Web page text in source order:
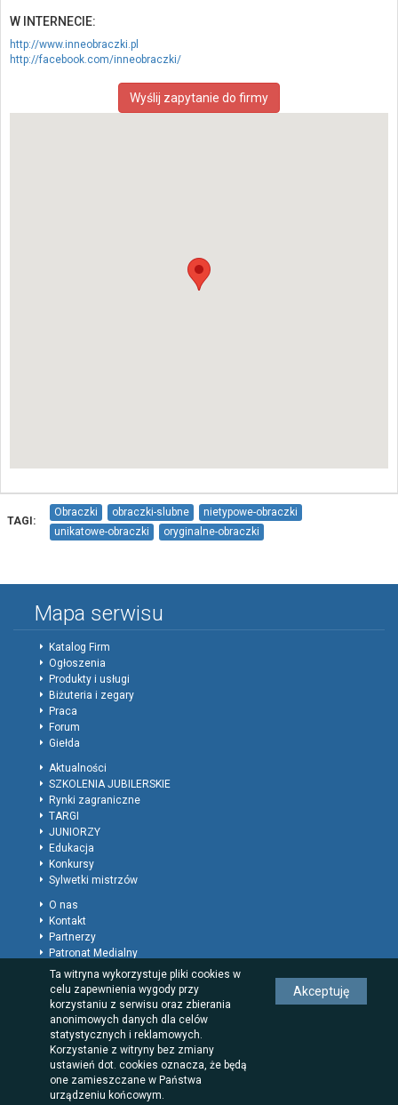
W INTERNECIE:
http://www.inneobraczki.pl
http://facebook.com/inneobraczki/
Wyślij zapytanie do firmy
TAGI:
Obraczki obraczki-slubne
nietypowe-obraczki
unikatowe-obraczki
oryginalne-obraczki
pierscionek-zareczynowy
Mapa serwisu
Katalog Firm
Ogłoszenia
Produkty i usługi
Biżuteria i zegary
Praca
Forum
Giełda
Aktualności
SZKOLENIA JUBILERSKIE
Rynki zagraniczne
TARGI
JUNIORZY
Edukacja
Konkursy
Sylwetki mistrzów
O nas
Kontakt
Partnerzy
Patronat Medialny
Polityka prywatności
Regulamin
Reklama
Rodzaje wpisów dla firm
Ta witryna wykorzystuje pliki cookies w
celu zapewnienia wygody przy
korzystaniu z serwisu oraz zbierania
anonimowych danych dla celów
statystycznych i reklamowych.
Korzystanie z witryny bez zmiany
ustawień dot. cookies oznacza, że będą
one zamieszczane w Państwa
urządzeniu końcowym.
Akceptuję